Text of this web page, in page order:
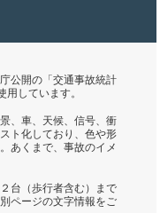
公開の「交通事故統計
しています。
、車、天候、信号、衝
ト化しており、色や形
あくまで、事故のイメ
台（歩行者含む）まで
ページの文字情報をご